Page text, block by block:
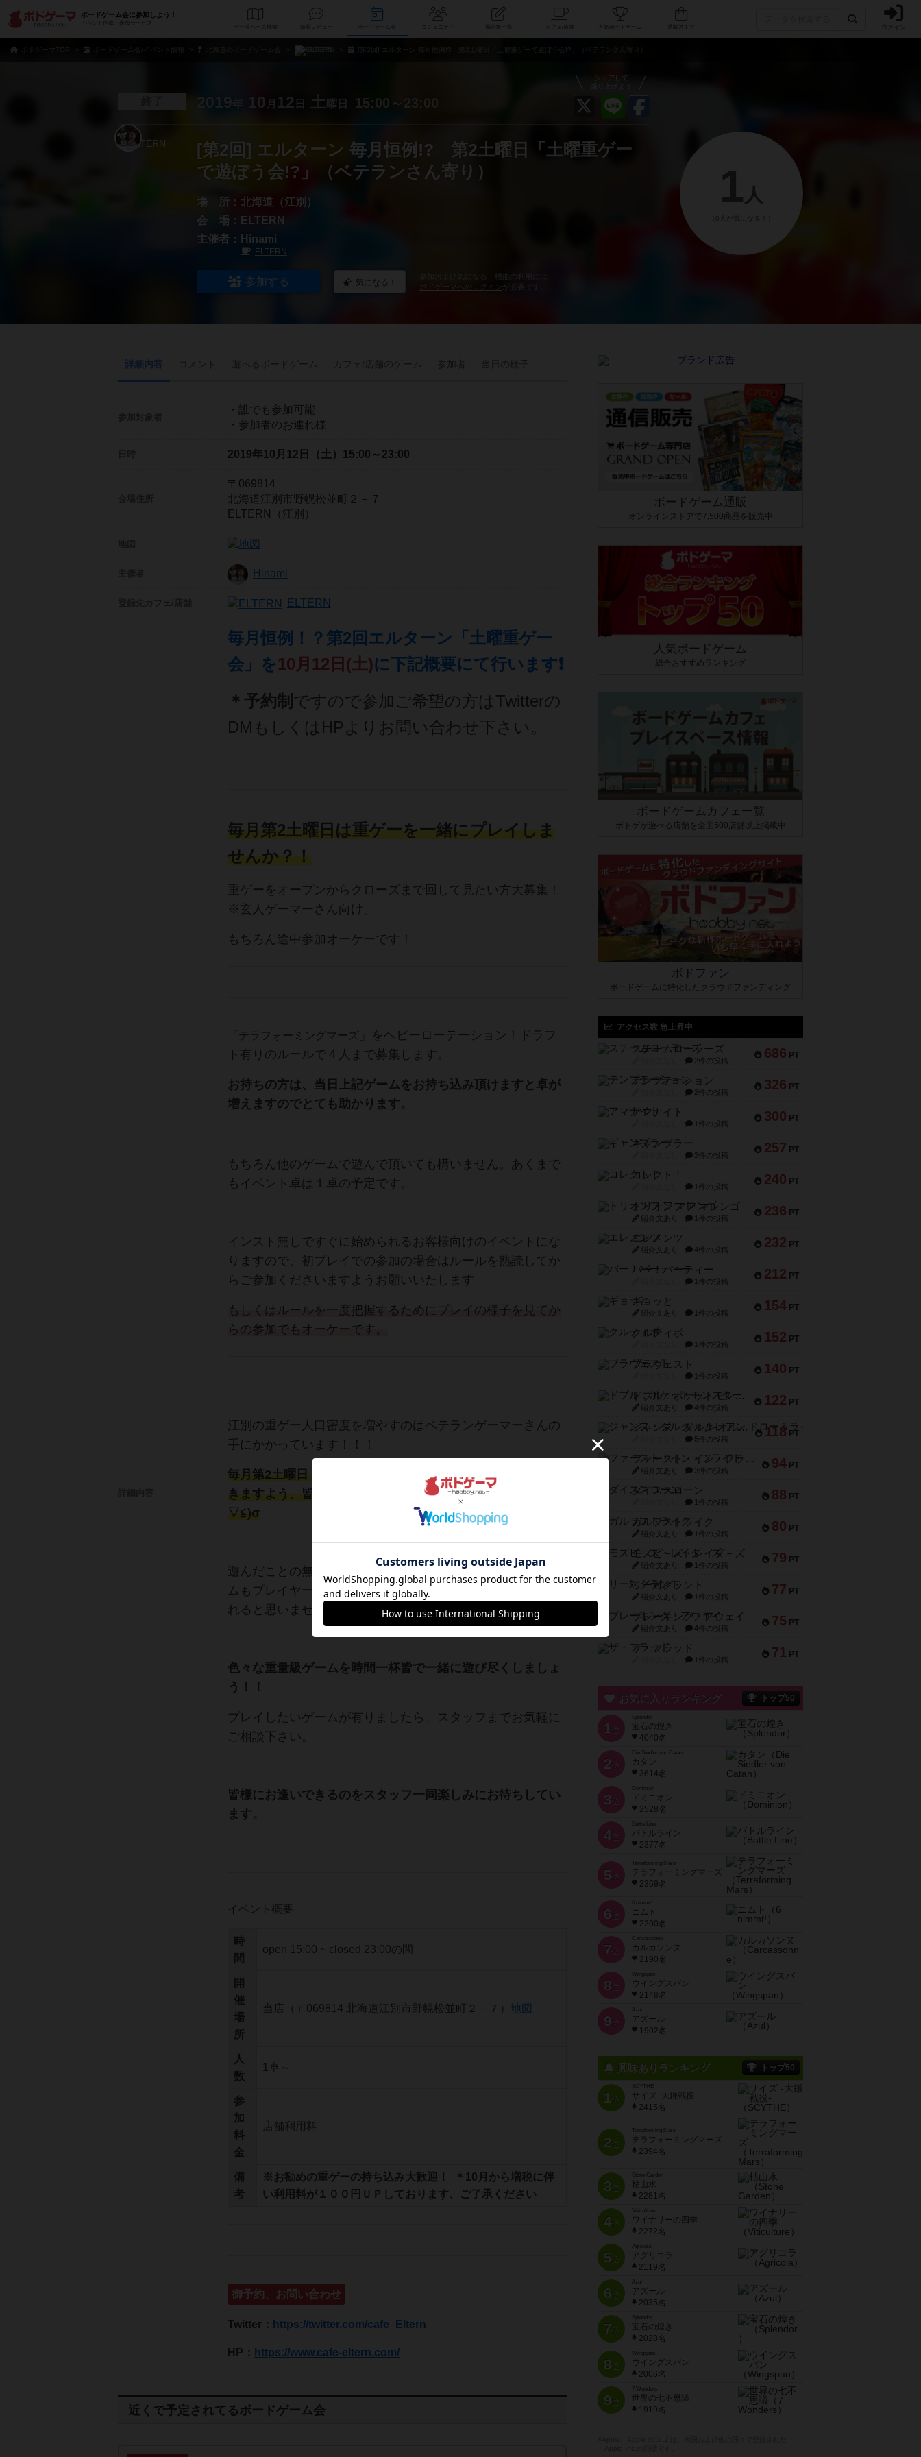
ボードゲーム会に参加しよう！
イベント作成・参加サービス
データベース 新着レビュー コミュニティ 人気ボードゲーム ログイン
ボドゲーマTOP [第2回] エルターン 毎月恒例!? 第2土曜日「土曜重ゲーで遊ぼう会!?」（ベテランさん寄り）
シェアして
2019年 10 月 12 日 土 曜日 15:00～23:00
[第2回] エルターン 毎月恒例!? 第2土曜日「土曜重ゲー
で遊ぼう会!?」（ベテランさん寄り）
場 所： 北海道（江別）
会 場：
ELTERN
主催者：
Hinami
ELTERN
参加する 気になる！
参加および気になる！機能の利用には
ボドゲーマへのログイン
1 人
（0人が気になる！）
詳細内容
・誰でも参加可能
・参加者のお連れ様
2019年10月12日（土） 15:00～23:00
〒069814
北海道江別市野幌松並町２－７
ELTERN（江別）
Hinami
ELTERN
毎月恒例！？第2回エルターン「 土曜重ゲー
会」 を10 月12日(土)に下記概要にて行います❗
＊予約制 ですので参加ご希望の方はTwitterの
DMもしくはHPよりお問い合わせ下さい。
毎月第2土曜日は重ゲーを一緒にプレイしま
せんか？！
重ゲーをオープンからクローズまで回して見たい方大募集！
※玄人ゲーマーさん向け。
もちろん途中参加オーケーです！
「テラフォーミングマーズ 」をヘビーローテーション！ドラフ
ト有りのルールで４人まで募集します。
お持ちの方は、当日上記ゲームをお持ち込み頂けますと卓が
増えますのでとても助かります。
もちろん他のゲームで遊んで頂いても構いません。あくまで
もイベント卓は１卓の予定です。
インスト無しですぐに始められるお客様向けのイベントにな
りますので、初プレイでの参加の場合はルールを熟読してか
らご参加くださいますようお願いいたします。
もしくはルールを一度把握するためにプレイの様子を見てか
らの参加でもオーケーです。
江別の重ゲー人口密度を増やすのはベテランゲーマーさんの
手にかかっています！！！
毎月第2土曜日「土曜重ゲー会」
を毎月恒例のイベントにで
きますよう、皆様のご協力よろしくお願いいたします！(σ≧
▽≦)σ
遊んだことの無いゲームはもちろん、遊んだことのあるゲー
ムもプレイヤーが変わればまた違った盛り上がりを見せてく
れると思いませんか？
色々な重量級ゲームを時間一杯皆で一緒に遊び尽くしましょ
う！！
プレイしたいゲームが有りましたら、スタッフまでお気軽に
ご相談下さい。
皆様にお逢いできるのをスタッフ一同楽しみにお待ちしてい
ます。
イベント概要
時
間
open 15:00 ~ closed 23:00の間
開
催
場
所
当店（〒069814 北海道江別市野幌松並町２－７） 地図
人
数
1卓～
参
加
料
金
店舗利用料
備
考
※お勧めの重ゲーの持ち込み大歓迎！ ＊10月から増税に伴
い利用料が１００円ＵＰしております、ご了承ください
御予約、お問い合わせ
Twitter： https://twitter.com/cafe_Eltern
HP： https://www.cafe-eltern.com/
近くで予定されてるボードゲーム会
ボードゲーム通販
オンラインストアで7,500商品を販売中
人気ボードゲーム
総合おすすめランキング
ボードゲームカフェ一覧
ボドゲが遊べる店舗を全国500店舗以上掲載中
ボドファン
ボードゲームに特化したクラウドファンディング
アクセス数 急上昇中
686 PT
スチームローラーズ
2件の投稿
326 PT
テンプテーション
2件の投稿
300 PT
アマナイト
1件の投稿
257 PT
ギャンブラー
2件の投稿
240 PT
コレクト！
1件の投稿
236 PT
トリオンフ ア マレンゴ
紹介文あり 1件の投稿
232 PT
エレメンツ
紹介文あり 4件の投稿
212 PT
バー！パーティー
1件の投稿
154 PT
ギョッと
紹介文あり 1件の投稿
152 PT
クルティボ
1件の投稿
140 PT
ブラヴェスト
1件の投稿
122 PT
ドブル：ポケットモンスター
紹介文あり 4件の投稿
118 PT
ジャンヌ・ダルク-オルレアン ドロー＆ライト
5件の投稿
94 PT
ファースト・イン・フライト
紹介文あり 3件の投稿
88 PT
ダイススローン
1件の投稿
80 PT
ガルフストライク
紹介文あり 1件の投稿
79 PT
モズビ－ズ・レイダ－ズ
紹介文あり 1件の投稿
77 PT
リー対グラント
紹介文あり 1件の投稿
75 PT
ブレーキング・アウェイ
紹介文あり 4件の投稿
71 PT
ザ・フラッド
1件の投稿
お気に入りランキング トップ50
1 位
宝石の煌き
4040名
2 位
Die Siedler von Catan
カタン
3614名
3 位
ドミニオン
2528名
4位
Battle Line
バトルライン
2377名
5 位
Terraforming Mars
テラフォーミングマーズ
2369名
6 位
ニムト
2200名
7 位
Carcassonne
カルカソンヌ
2190名
8 位
Wingspan
ウイングスパン
2148名
9 位
Azul
アズール
1902名
興味ありランキング トップ50
1位
SCYTHE
サイズ -大鎌戦役-
2415名
2位
Terraforming Mars
テラフォーミングマーズ
2394名
3位
Stone Garden
枯山水
2281名
4位
Viticulture
ワイナリーの四季
2272名
5位
Agricola
アグリコラ
2119名
6位
Azul
アズール
2035名
7位
宝石の煌き
2028名
8位
Wingspan
ウイングスパン
2006名
9位
7 Wonders
世界の七不思議
1919名